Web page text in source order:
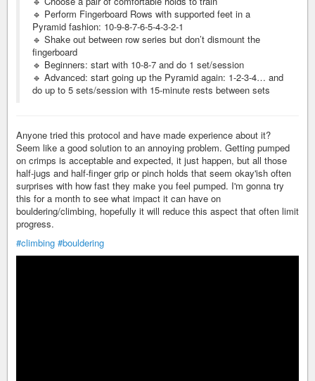
🔹 Perform Fingerboard Rows with supported feet in a
Pyramid fashion: 10-9-8-7-6-5-4-3-2-1
🔹 Shake out between row series but don’t dismount the
fingerboard
🔹 Beginners: start with 10-8-7 and do 1 set/session
🔹 Advanced: start going up the Pyramid again: 1-2-3-4… and
do up to 5 sets/session with 15-minute rests between sets
Anyone tried this protocol and have made experience about it?
Seem like a good solution to an annoying problem. Getting pumped
on crimps is acceptable and expected, it just happen, but all those
half-jugs and half-finger grip or pinch holds that seem okay'ish often
surprises with how fast they make you feel pumped. I'm gonna try
this for a month to see what impact it can have on
bouldering/climbing, hopefully it will reduce this aspect that often limit
progress.
#climbing #bouldering